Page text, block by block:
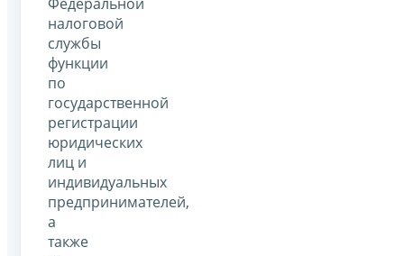
налоговой
службы
функции
по
государственной
регистрации
юридических
лиц и
индивидуальных
предпринимателей,
а
также